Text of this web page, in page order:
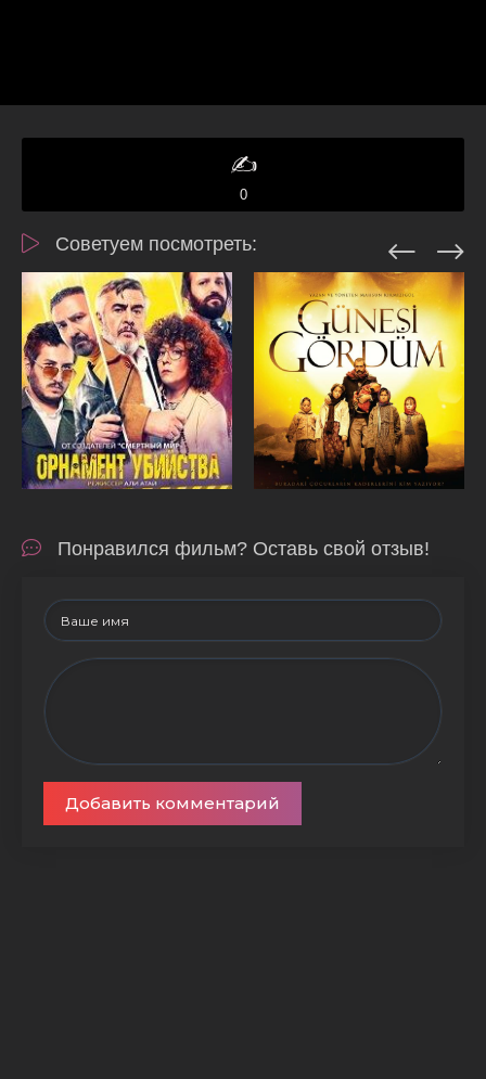
✍️
0
Советуем посмотреть:
Понравился фильм? Оставь свой отзыв!
Добавить комментарий